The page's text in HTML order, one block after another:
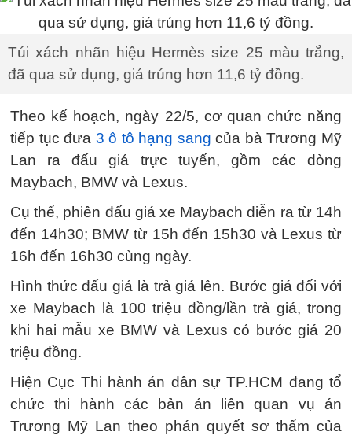
Túi xách nhãn hiệu Hermès size 25 màu trắng,
đã qua sử dụng, giá trúng hơn 11,6 tỷ đồng.
Theo kế hoạch, ngày 22/5, cơ quan chức năng
tiếp tục đưa 3 ô tô hạng sang của bà Trương Mỹ
Lan ra đấu giá trực tuyến, gồm các dòng
Maybach, BMW và Lexus.
Cụ thể, phiên đấu giá xe Maybach diễn ra từ 14h
đến 14h30; BMW từ 15h đến 15h30 và Lexus từ
16h đến 16h30 cùng ngày.
Hình thức đấu giá là trả giá lên. Bước giá đối với
xe Maybach là 100 triệu đồng/lần trả giá, trong
khi hai mẫu xe BMW và Lexus có bước giá 20
triệu đồng.
Hiện Cục Thi hành án dân sự TP.HCM đang tổ
chức thi hành các bản án liên quan vụ án
Trương Mỹ Lan theo phán quyết sơ thẩm của